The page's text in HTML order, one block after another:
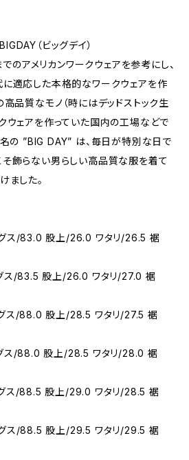
（ビッグデイ）
アメリカンワークウェアを参考にし、
適応した本格的なワークウェアを作
品質なモノ（時にはデッドストック生
ウェアを作っていた国内の工場などで
名の ”BIG DAY” は、毎日が特別な日で
飾らない男らしい高品質な服を着て
ました。
ス/83.0 股上/26.0 ワタリ/26.5 裾
ス/83.5 股上/26.0 ワタリ/27.0 裾
ス/88.0 股上/28.5 ワタリ/27.5 裾
ス/88.0 股上/28.5 ワタリ/28.0 裾
ス/88.5 股上/29.0 ワタリ/28.5 裾
ス/88.5 股上/29.5 ワタリ/29.5 裾